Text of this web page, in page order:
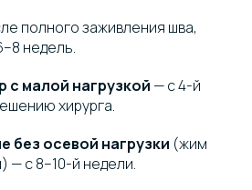
полного заживления шва,
недель.
с малой нагрузкой — с 4-й
хирурга.
без осевой нагрузки (жим
— с 8–10-й недели.